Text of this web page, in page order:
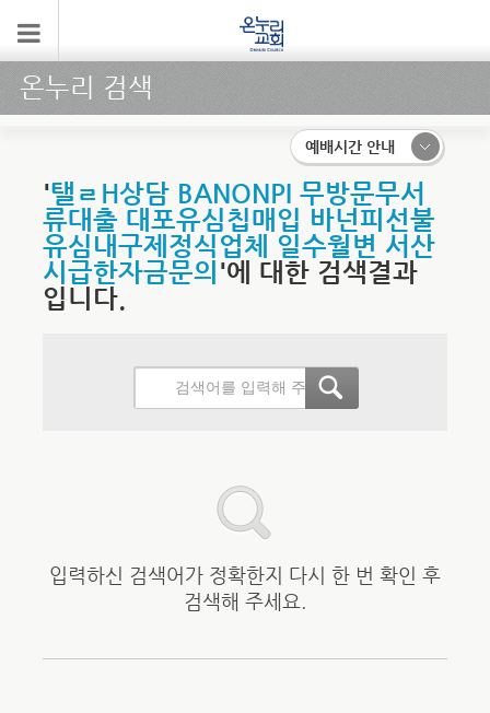
온누리 검색
예배시간 안내
'탤ㄹH상담 BANONPI 무방문무서
류대출 대포유심칩매입 바넌피선불
유심내구제정식업체 일수월변 서산
시급한자금문의 '에 대한 검색결과
입니다.
입력하신 검색어가 정확한지 다시 한 번 확인 후
검색해 주세요.